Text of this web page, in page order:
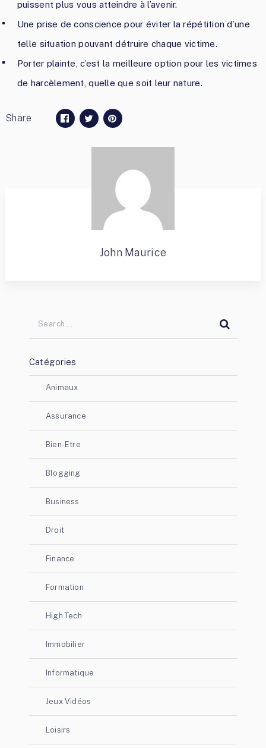
puissent plus vous atteindre à l’avenir.
Une prise de conscience pour éviter la répétition d’une
telle situation pouvant détruire chaque victime.
Porter plainte, c’est la meilleure option pour les victimes
de harcèlement, quelle que soit leur nature.
Share
John Maurice
Catégories
Animaux
Assurance
Bien-Etre
Blogging
Business
Droit
Finance
Formation
High Tech
Immobilier
Informatique
Jeux Vidéos
Loisirs